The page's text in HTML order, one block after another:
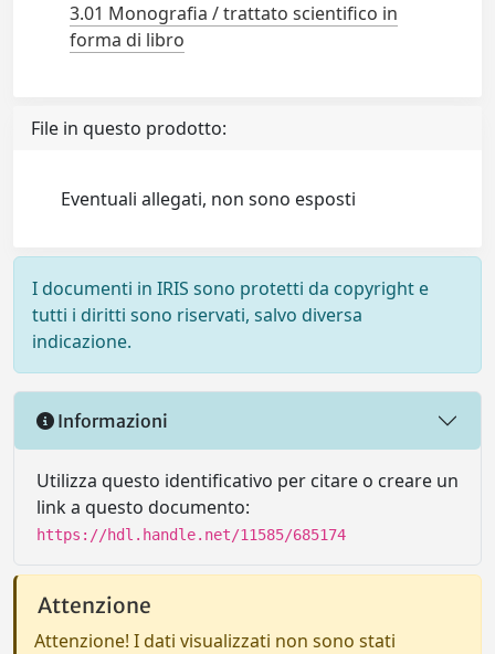
3.01 Monografia / trattato scientifico in
forma di libro
File in questo prodotto:
Eventuali allegati, non sono esposti
I documenti in IRIS sono protetti da copyright e
tutti i diritti sono riservati, salvo diversa
indicazione.
Informazioni
Utilizza questo identificativo per citare o creare un
link a questo documento:
https://hdl.handle.net/11585/685174
Attenzione
Attenzione! I dati visualizzati non sono stati